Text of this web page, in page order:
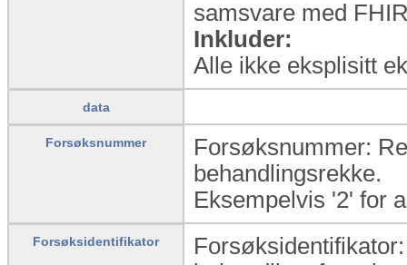
samsvare med
Inkluder:
Alle ikke eksplisitt
data
Forsøksnummer
Forsøksnummer:
behandlingsrekke.
Eksempelvis '2' for
Forsøksidentifikator